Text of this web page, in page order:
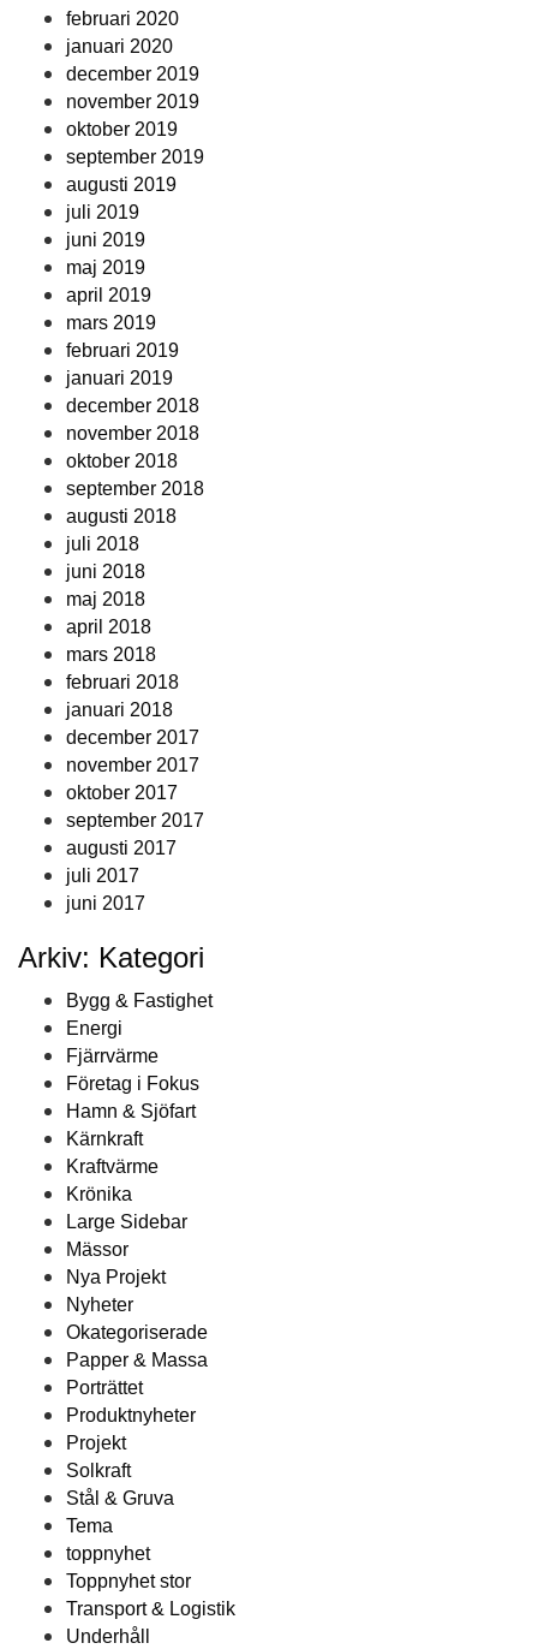
februari 2020
januari 2020
december 2019
november 2019
oktober 2019
september 2019
augusti 2019
juli 2019
juni 2019
maj 2019
april 2019
mars 2019
februari 2019
januari 2019
december 2018
november 2018
oktober 2018
september 2018
augusti 2018
juli 2018
juni 2018
maj 2018
april 2018
mars 2018
februari 2018
januari 2018
december 2017
november 2017
oktober 2017
september 2017
augusti 2017
juli 2017
juni 2017
Arkiv: Kategori
Bygg & Fastighet
Energi
Fjärrvärme
Företag i Fokus
Hamn & Sjöfart
Kärnkraft
Kraftvärme
Krönika
Large Sidebar
Mässor
Nya Projekt
Nyheter
Okategoriserade
Papper & Massa
Porträttet
Produktnyheter
Projekt
Solkraft
Stål & Gruva
Tema
toppnyhet
Toppnyhet stor
Transport & Logistik
Underhåll